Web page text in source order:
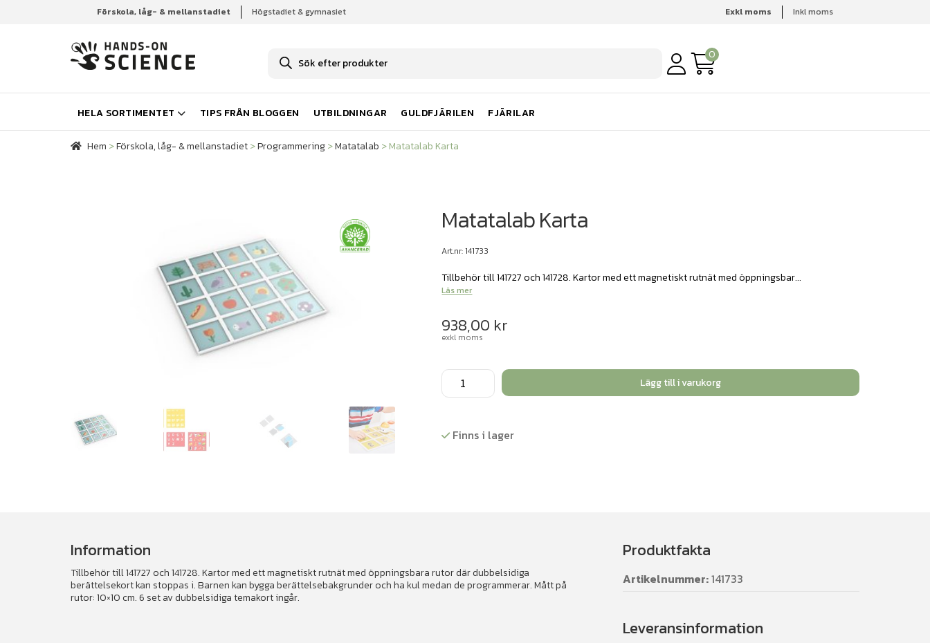
Förskola, låg- & mellanstadiet Högstadiet & gymnasiet Exkl moms Inkl moms
u
k
t
s
ö
k
0
HELA SORTIMENTET TIPS FRÅN BLOGGEN UTBILDNINGAR GULDFJÄRILEN FJÄRILAR
Hem Förskola, låg- & mellanstadiet Programmering Matatalab
Hem >Förskola, låg- & mellanstadiet>Programmering>Matatalab >Matatalab Karta
Matatalab Karta
Art.nr: 141733
Tillbehör till 141727 och 141728. Kartor med ett magnetiskt rutnät med öppningsbar...
Läs mer
938,00 kr
exkl moms
Matatalab
Karta
Lägg till i varukorg
Finns i lager
Information
Tillbehör till 141727 och 141728. Kartor med ett magnetiskt rutnät med öppningsbara rutor där dubbelsidiga
berättelsekort kan stoppas i. Barnen kan bygga berättelsebakgrunder och ha kul medan de programmerar. Mått på
rutor: 10×10 cm. 6 set av dubbelsidiga temakort ingår.
Produktfakta
Artikelnummer:141733
Leveransinformation